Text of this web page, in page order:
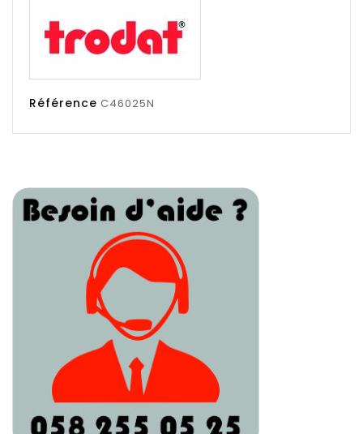
Référence C46025N